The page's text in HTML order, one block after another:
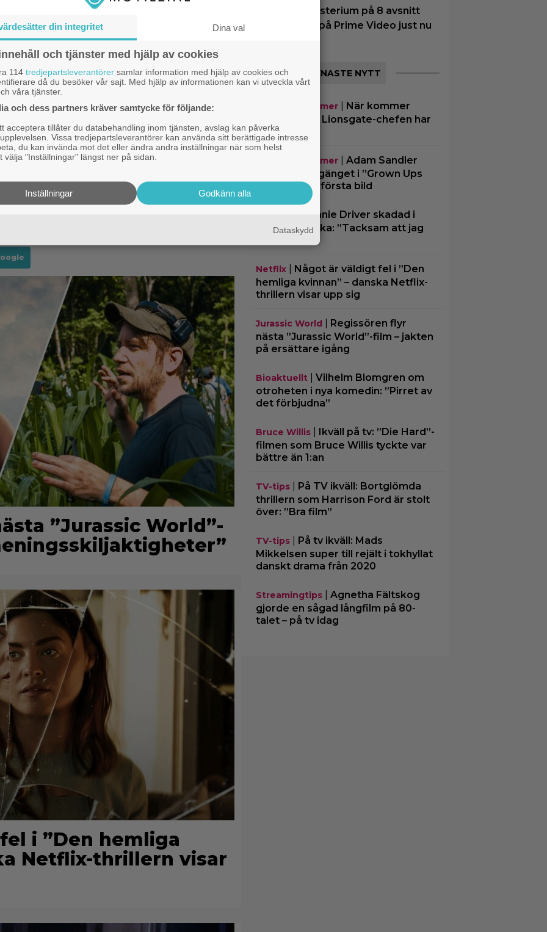
och denne berättar fabelhistorier
och animerat, var en enorm
kom ut och vann två Oscars, för
Basketts prestation som fick ett
kritiker påpekat eventuellrasismi
skildringen av relationer mellan
ägare.
filmen är den enda Walt Disney-
givits ut av Disney på vare sig VHS,
Utanför USA finns dock undantag,
Plus är den fortfarande bannlyst.
”Jurassic World”-
i ”Den hemliga
Netflix-thrillern visar
Ett nytt mysterium på 8 avsnitt
gör succé på Prime Video just nu
SENASTE NYTT
Kommande filmer| När kommer
”Michael 2”? Lionsgate-chefen har
ett svar
Kommande filmer| Adam Sandler
återförenar gänget i ”Grown Ups
3” – delar en första bild
Minnie Driver skadad i
otäck bilolycka: ”Tacksam att jag
Netflix| Något är väldigt fel i ”Den
hemliga kvinnan” – danska Netflix-
thrillern visar upp sig
Jurassic World
Regissören flyr
nästa ”Jurassic World”-film – jakten
på ersättare igång
Bioaktuellt| Vilhelm Blomgren om
otroheten i nya komedin: ”Pirret av
det förbjudna”
Bruce Willis| Ikväll på tv: ”Die Hard”-
filmen som Bruce Willis tyckte var
bättre än 1:an
TV-tips| På TV ikväll: Bortglömda
thrillern som Harrison Ford är stolt
över: ”Bra film”
TV-tips| På tv ikväll: Mads
Mikkelsen super till rejält i tokhyllat
danskt drama från 2020
Streamingtips| Agnetha Fältskog
gjorde en sågad långfilm på 80-
talet – på tv idag
din integritet Dina val
och tjänster med hjälp av cookies
114 tredjepartsleverantörer samlar information med hjälp av cookies och
då du besöker vår sajt. Med hjälp av informationen kan vi utveckla vårt
våra tjänster.
och dess partners kräver samtycke för följande:
acceptera tillåter du databehandling inom tjänsten, avslag kan påverka
Vissa tredjepartsleverantörer kan använda sitt berättigade intresse
du kan invända mot det eller ändra andra inställningar när som helst
välja "Inställningar" längst ner på sidan.
Godkänn alla
Inställningar
Dataskydd